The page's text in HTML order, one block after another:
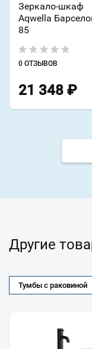
Зеркало-шкаф
Aqwella
85
0 ОТЗЫВОВ
21 348 ₽
Другие
Тумбы с раковиной